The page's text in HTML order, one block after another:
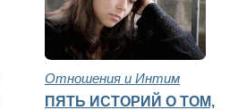
Отношения и Интим
ПЯТЬ ИСТОРИЙ О ТОМ,